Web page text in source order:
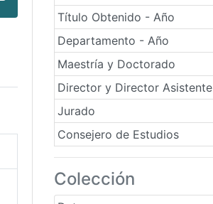
Título Obtenido - Año
Departamento - Año
Maestría y Doctorado
Director y Director Asistente
Jurado
Consejero de Estudios
Colección